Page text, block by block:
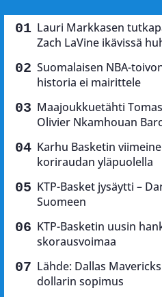
Lauri Markkasen
Zach LaVine ikävissä
Suomalaisen NBA-
historia ei mairittele
Maajoukkuetähti
Olivier Nkamhouan
Karhu Basketin
koriraudan yläpuolella
KTP-Basket jysäytti –
Suomeen
KTP-Basketin uusin
skorausvoimaa
Lähde: Dallas
dollarin sopimus